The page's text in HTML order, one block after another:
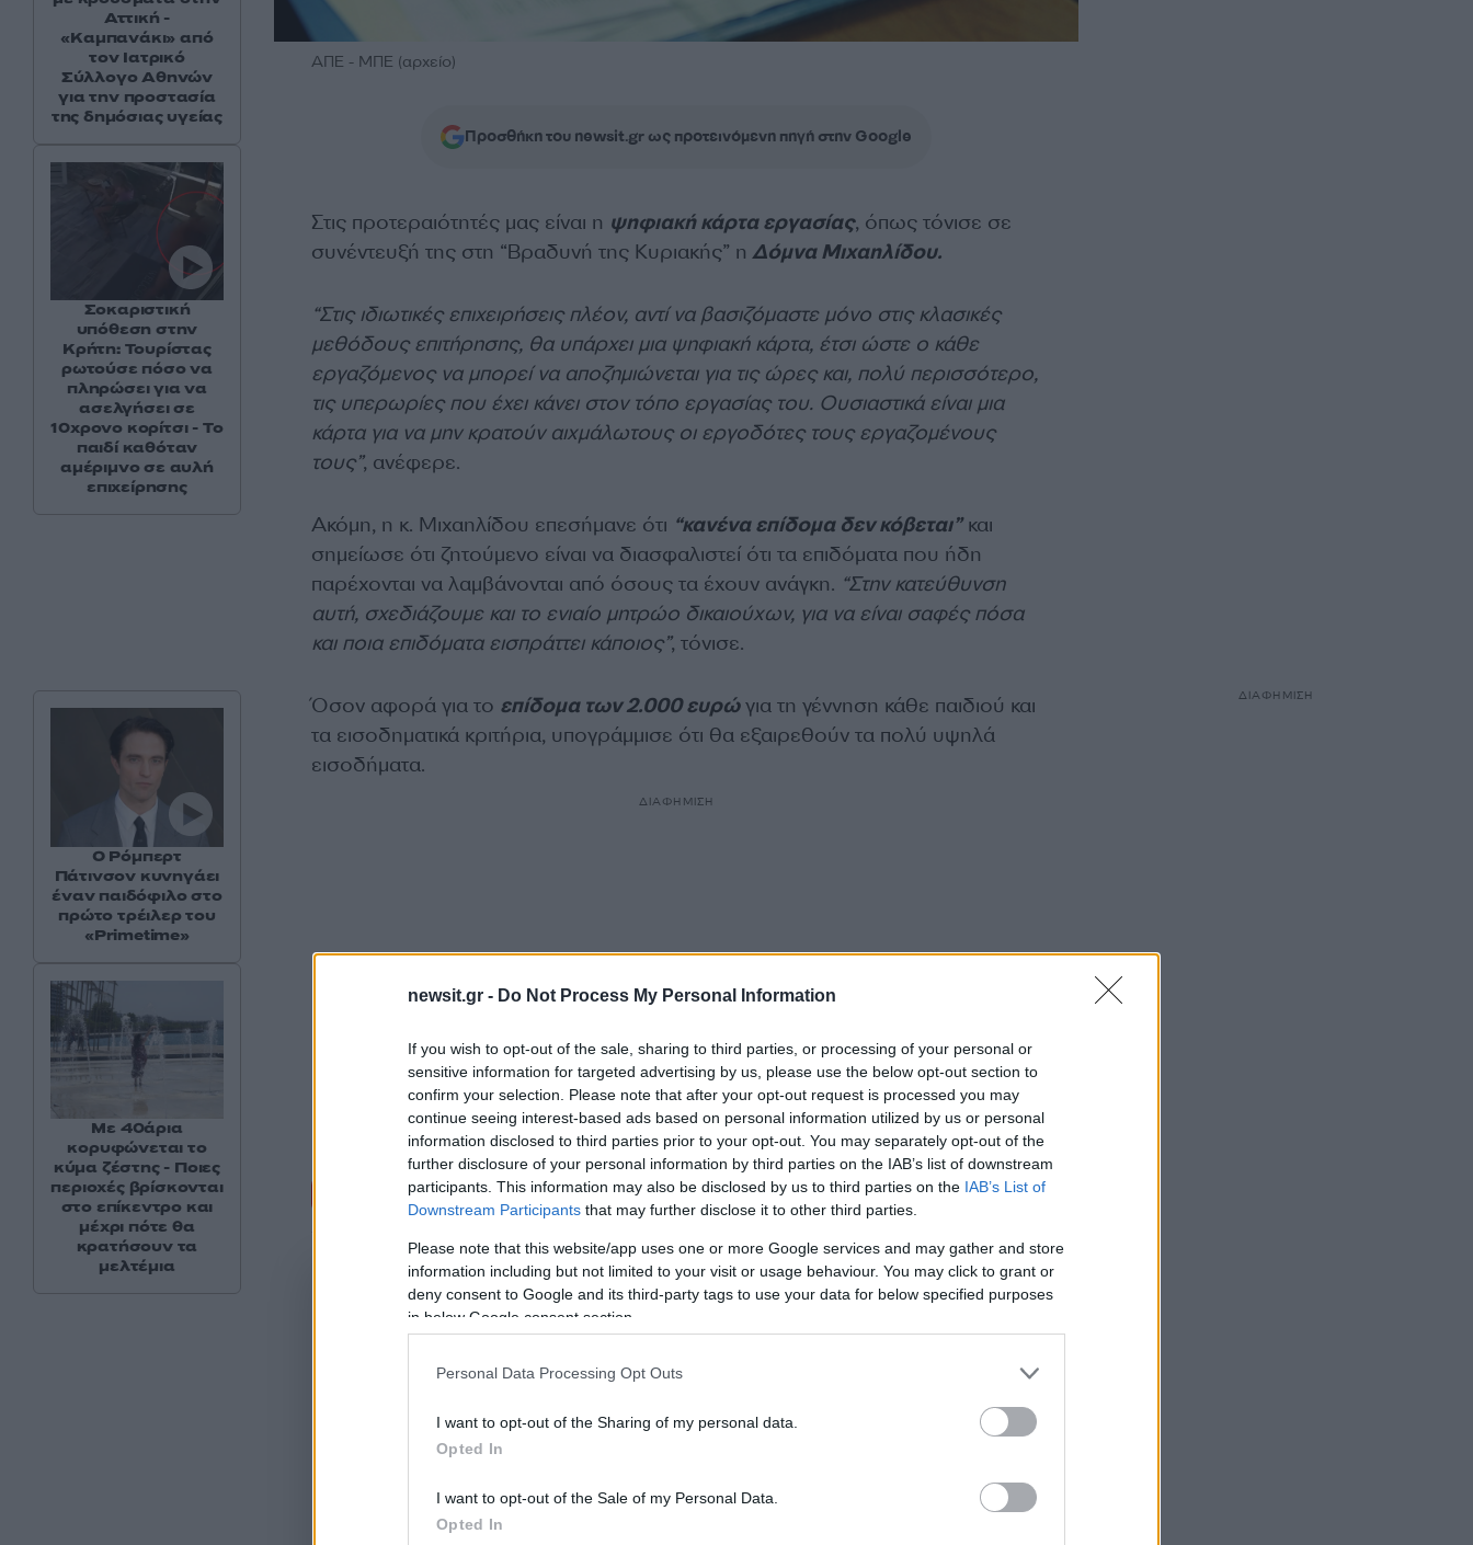
newsit.gr - Do Not Process My Personal Information
If you wish to opt-out of the sale, sharing to third parties, or processing of your personal or
sensitive information for targeted advertising by us, please use the below opt-out section to
confirm your selection. Please note that after your opt-out request is processed you may
continue seeing interest-based ads based on personal information utilized by us or personal
information disclosed to third parties prior to your opt-out. You may separately opt-out of the
further disclosure of your personal information by third parties on the IAB’s list of downstream
participants. This information may also be disclosed by us to third parties on the IAB’s List of
Downstream Participants that may further disclose it to other third parties.
Please note that this website/app uses one or more Google services and may gather and store
information including but not limited to your visit or usage behaviour. You may click to grant or
deny consent to Google and its third-party tags to use your data for below specified purposes
in below Google consent section.
Personal Data Processing Opt Outs
I want to opt-out of the Sharing of my personal data.
Opted In
I want to opt-out of the Sale of my Personal Data.
Opted In
ΑΠΕ - ΜΠΕ (αρχείο)
Προσθήκη του newsit.gr ως προτεινόμενη πηγή στην Google
Στις προτεραιότητές μας είναι η ψηφιακή κάρτα εργασίας, όπως τόνισε σε
συνέντευξή της στη “Βραδυνή της Κυριακής” η Δόμνα Μιχαηλίδου.
“Στις ιδιωτικές επιχειρήσεις πλέον, αντί να βασιζόμαστε μόνο στις κλασικές
μεθόδους επιτήρησης, θα υπάρχει μια ψηφιακή κάρτα, έτσι ώστε ο κάθε
εργαζόμενος να μπορεί να αποζημιώνεται για τις ώρες και, πολύ περισσότερο,
τις υπερωρίες που έχει κάνει στον τόπο εργασίας του. Ουσιαστικά είναι μια
κάρτα για να μην κρατούν αιχμάλωτους οι εργοδότες τους εργαζομένους
τους”, ανέφερε.
Ακόμη, η κ. Μιχαηλίδου επεσήμανε ότι “κανένα επίδομα δεν κόβεται”και
σημείωσε ότι ζητούμενο είναι να διασφαλιστεί ότι τα επιδόματα που ήδη
παρέχονται να λαμβάνονται από όσους τα έχουν ανάγκη. “Στην κατεύθυνση
αυτή, σχεδιάζουμε και το ενιαίο μητρώο δικαιούχων, για να είναι σαφές πόσα
και ποια επιδόματα εισπράττει κάποιος”, τόνισε.
Όσον αφορά για το επίδομα των 2.000 ευρώγια τη γέννηση κάθε παιδιού και
τα εισοδηματικά κριτήρια, υπογράμμισε ότι θα εξαιρεθούν τα πολύ υψηλά
εισοδήματα.
ΔΙΑΦΗΜΙΣΗ
Σχόλια
Σχολίασε εδώ
2000 /2000
Αττική -
«Καμπανάκι» από
τον Ιατρικό
Σύλλογο Αθηνών
για την προστασία
της δημόσιας υγείας
Σοκαριστική
υπόθεση στην
Κρήτη: Τουρίστας
ρωτούσε πόσο να
πληρώσει για να
ασελγήσει σε
10χρονο κορίτσι - Το
παιδί καθόταν
αμέριμνο σε αυλή
επιχείρησης
Ο Ρόμπερτ
Πάτινσον κυνηγάει
έναν παιδόφιλο στο
πρώτο τρέιλερ του
«Primetime»
Με 40άρια
κορυφώνεται το
κύμα ζέστης - Ποιες
περιοχές βρίσκονται
στο επίκεντρο και
μέχρι πότε θα
κρατήσουν τα
μελτέμια
ΔΙΑΦΗΜΙΣΗ